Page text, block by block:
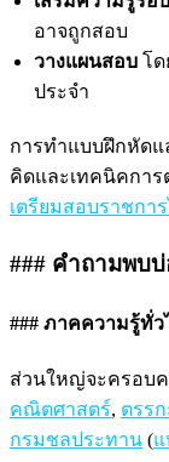
อาจถูกสอบ
วางแผนสอบ โ
ประจำ
การทำแบบฝึกหัดแ
คิดและเทคนิคการ
เตรียมสอบราชกา
### คำถามพบบ่
### ภาคความรู้ทั่
ส่วนใหญ่จะครอบค
คณิตศาสตร์, ตรรก
กรมชลประทาน (